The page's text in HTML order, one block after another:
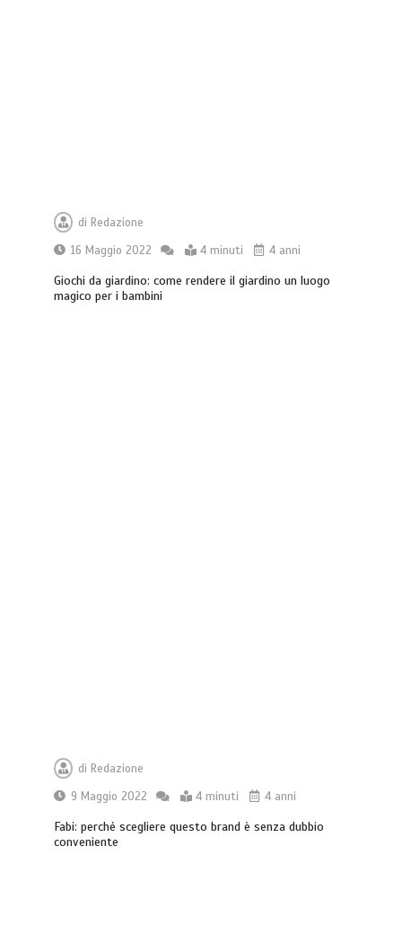
diRedazione
16 Maggio 2022
4 minuti 4 anni
Giochi da giardino: come rendere il giardino un luogo
magico per i bambini
diRedazione
9 Maggio 2022
4 minuti 4 anni
Fabi: perché scegliere questo brand è senza dubbio
conveniente